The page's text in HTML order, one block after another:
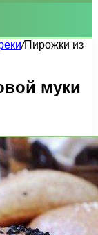
/Пирожки из
муки